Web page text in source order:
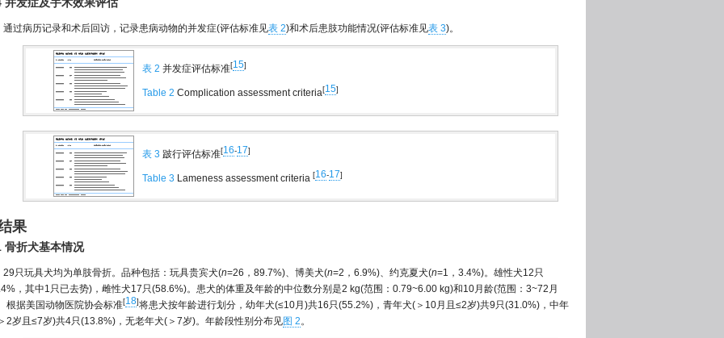
并发症及手术效果评估
通过病历记录和术后回访，记录患病动物的并发症(评估标准见表 2)和术后患肢功能情况(评估标准见表 3)。
表 2 并发症评估标准[15]
Table 2 Complication assessment criteria[15]
表 3 跛行评估标准[16-17]
Table 3 Lameness assessment criteria [16-17]
果
骨折犬基本情况
29只玩具犬均为单肢骨折。品种包括：玩具贵宾犬(n=26，89.7%)、博美犬(n=2，6.9%)、约克夏犬(n=1，3.4%)。雄性犬12只
，其中1只已去势)，雌性犬17只(58.6%)。患犬的体重及年龄的中位数分别是2 kg(范围：0.79~6.00 kg)和10月龄(范围：3~72月
根据美国动物医院协会标准[18]将患犬按年龄进行划分，幼年犬(≤10月)共16只(55.2%)，青年犬(＞10月且≤2岁)共9只(31.0%)，中年
2岁且≤7岁)共4只(13.8%)，无老年犬(＞7岁)。年龄段性别分布见图 2。